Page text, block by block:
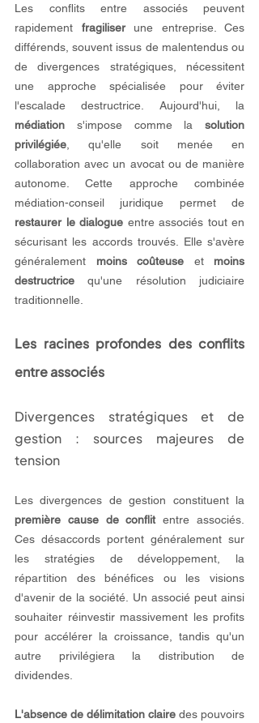
Les conflits entre associés peuvent
rapidement fragiliser une entreprise. Ces
différends, souvent issus de malentendus ou
de divergences stratégiques, nécessitent
une approche spécialisée pour éviter
médiation s'impose comme la solution
privilégiée , qu'elle soit menée en
collaboration avec un avocat ou de manière
autonome. Cette approche combinée
restaurer le dialogue entre associés tout en
sécurisant les accords trouvés. Elle s'avère
généralement moins coûteuse et moins
destructrice qu'une résolution judiciaire
traditionnelle.
Les racines profondes des conflits
entre associés
Divergences stratégiques et de
gestion : sources majeures de
tension
première cause de conflit entre associés.
Ces désaccords portent généralement sur
les stratégies de développement, la
répartition des bénéfices ou les visions
d'avenir de la société. Un associé peut ainsi
souhaiter réinvestir massivement les profits
pour accélérer la croissance, tandis qu'un
autre privilégiera la distribution de
dividendes.
L'absence de délimitation claire des pouvoirs